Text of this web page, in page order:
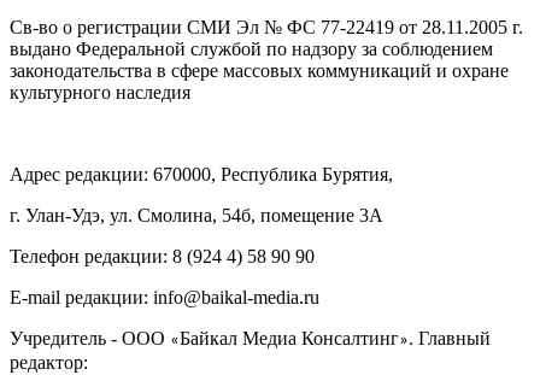
Св-во о регистрации СМИ Эл № ФС 77-22419 от 28.11.2005 г.
выдано Федеральной службой по надзору за соблюдением
законодательства в сфере массовых коммуникаций и охране
культурного наследия
Адрес редакции: 670000, Республика Бурятия,
г. Улан-Удэ, ул. Смолина, 54б, помещение 3А
Телефон редакции: ‎‎8 (924 4) 58 90 90
E-mail редакции: info@baikal-media.ru
Учредитель - ООО «Байкал Медиа Консалтинг». Главный
редактор: